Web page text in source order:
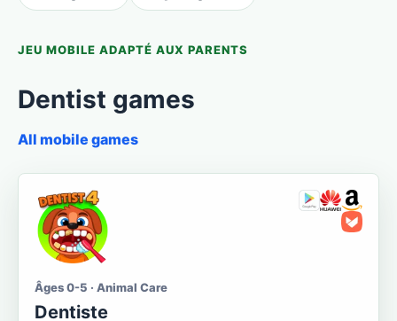
JEU MOBILE ADAPTÉ AUX PARENTS
Dentist games
All mobile games
Âges 0-5 · Animal Care
Dentiste